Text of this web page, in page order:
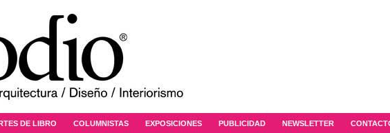
DE LIBRO COLUMNISTAS EXPOSICIONES PUBLICIDAD NEWSLETTER